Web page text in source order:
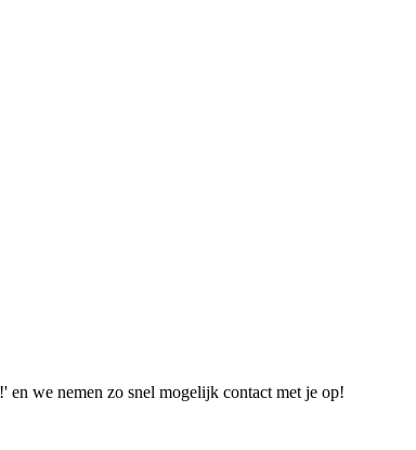
we nemen zo snel mogelijk contact met je op!